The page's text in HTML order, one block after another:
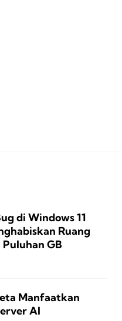
di Windows 11
Ruang
GB
Manfaatkan
AI